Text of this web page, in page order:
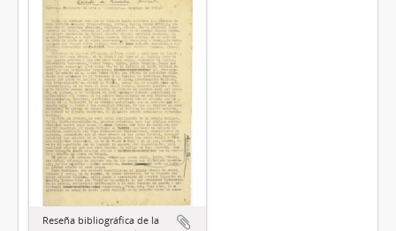
Reseña bibliográfica de la